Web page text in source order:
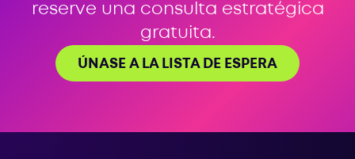
reserve una consulta estratégica
gratuita.
ÚNASE A LA LISTA DE ESPERA